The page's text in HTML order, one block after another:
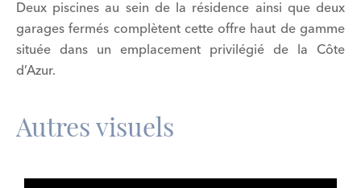
Deux piscines au sein de la résidence ainsi que deux
garages fermés complètent cette offre haut de gamme
située dans un emplacement privilégié de la Côte
d’Azur.
Autres visuels